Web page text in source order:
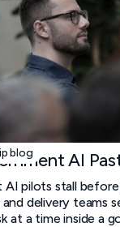
blog AI
pilots stall
delivery teams
at a time inside a